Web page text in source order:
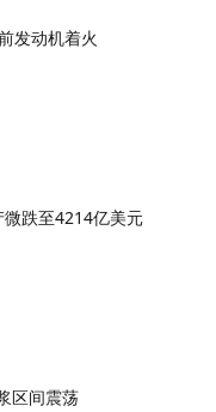
发动机着火
跌至4214亿美元
区间震荡